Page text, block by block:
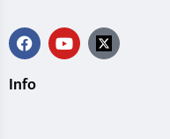
Info